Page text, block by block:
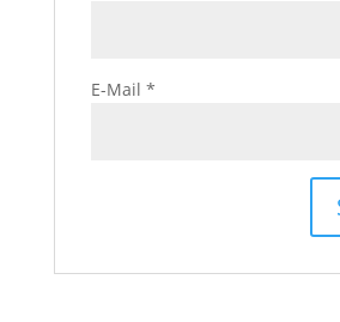
E-Mail *